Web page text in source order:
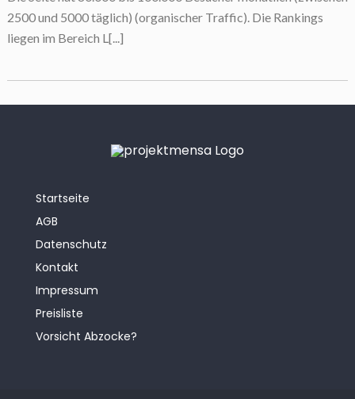
2500 und 5000 täglich) (organischer Traffic). Die Rankings
liegen im Bereich L[...]
Startseite
AGB
Datenschutz
Kontakt
Impressum
Preisliste
Vorsicht Abzocke?